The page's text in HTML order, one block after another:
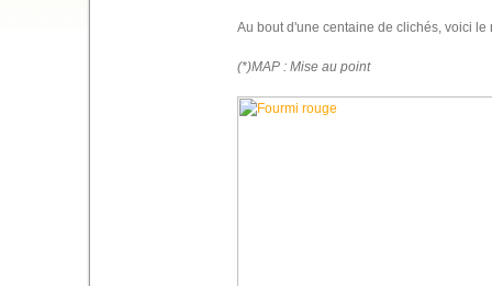
Au bout d'une centaine de clichés, voici le
(*)MAP : Mise au point